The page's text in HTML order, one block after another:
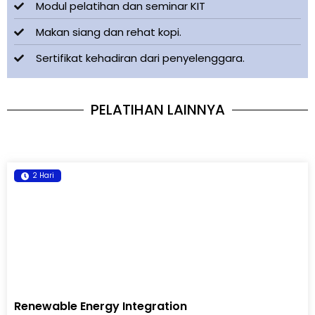
Modul pelatihan dan seminar KIT
Makan siang dan rehat kopi.
Sertifikat kehadiran dari penyelenggara.
PELATIHAN LAINNYA
2 Hari
Renewable Energy Integration